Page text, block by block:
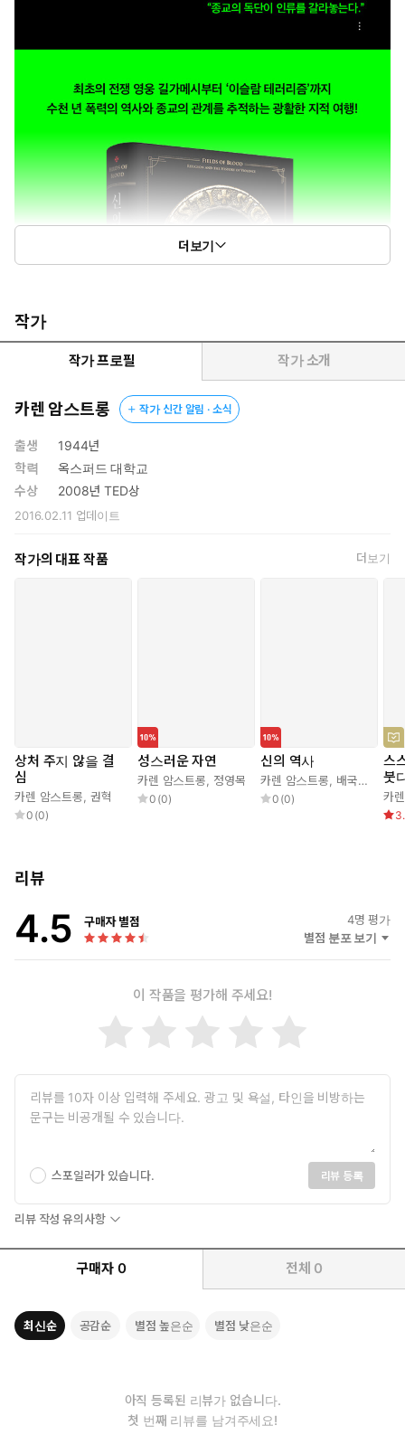
는 이들은 중세 십자군 원정, ‘이단’을 잔인하게 처리한 종교재판,
16~17세기 유럽의 종교전쟁, 21세기 이슬람 무장 단체의 테러 같
더보기
작가
작가 프로필 작가 소개
카렌 암스트롱 작가 신간 알림 · 소식
출생
1944년
학력
옥스퍼드 대학교
수상
2008년 TED상
2016.02.11 업데이트
작가의 대표 작품 더보기
상처 주지 않을 결
심
카렌 암스트롱, 권혁
0 (0)
성스러운 자연
카렌 암스트롱, 정영목
0 (0)
신의 역사
카렌 암스트롱, 배국원 유지
0 (0)
스
붓
카
리뷰
4.5 구매자 별점 4명 평가
별점 분포 보기
이 작품을 평가해 주세요!
스포일러가 있습니다. 리뷰 등록
리뷰 작성 유의사항
구매자 0 전체 0
최신순 공감순 별점 높은순 별점 낮은순
아직 등록된 리뷰가 없습니다.
첫 번째 리뷰를 남겨주세요!